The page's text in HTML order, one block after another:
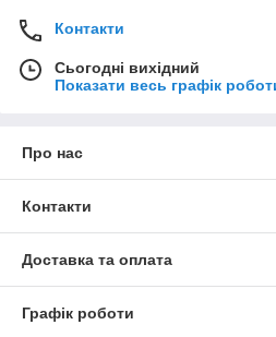
Контакти
Сьогодні вихідний
Показати весь графік
Про нас
Контакти
Доставка та оплата
Графік роботи